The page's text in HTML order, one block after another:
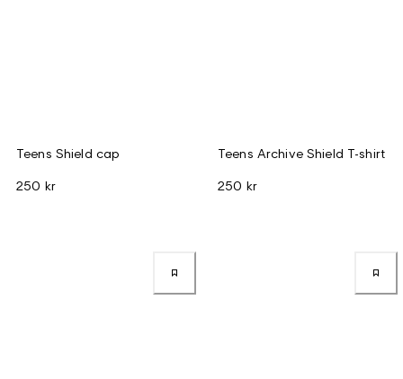
Teens Shield cap
250 kr
Teens Archive Shield T-shirt
250 kr